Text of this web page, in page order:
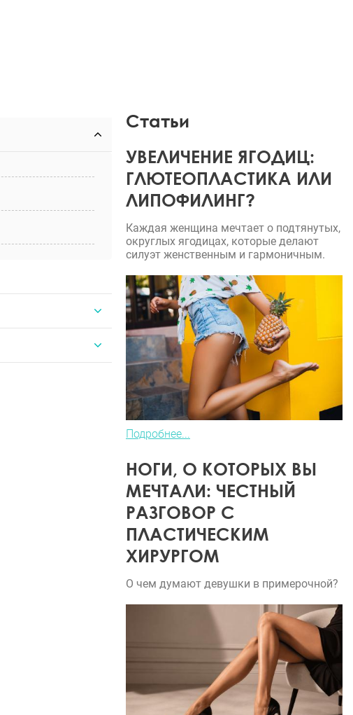
Статьи
УВЕЛИЧЕНИЕ ЯГОДИЦ:
ГЛЮТЕОПЛАСТИКА ИЛИ
ЛИПОФИЛИНГ?
Каждая женщина мечтает о подтянутых,
округлых ягодицах, которые делают
силуэт женственным и гармоничным.
Подробнее...
НОГИ, О КОТОРЫХ ВЫ
МЕЧТАЛИ: ЧЕСТНЫЙ
РАЗГОВОР С
ПЛАСТИЧЕСКИМ
ХИРУРГОМ
О чем думают девушки в примерочной?